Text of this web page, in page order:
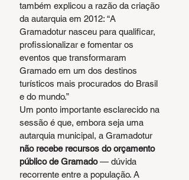
também explicou a razão da criação
da autarquia em 2012: “A
Gramadotur nasceu para qualificar,
profissionalizar e fomentar os
eventos que transformaram
Gramado em um dos destinos
turísticos mais procurados do Brasil
e do mundo.”
Um ponto importante esclarecido na
sessão é que, embora seja uma
autarquia municipal, a Gramadotur
não recebe recursos do orçamento
público de Gramado — dúvida
recorrente entre a população. A